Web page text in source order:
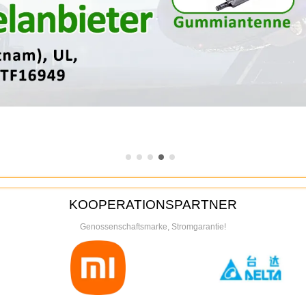
KOOPERATIONSPARTNER
Genossenschaftsmarke, Stromgarantie!